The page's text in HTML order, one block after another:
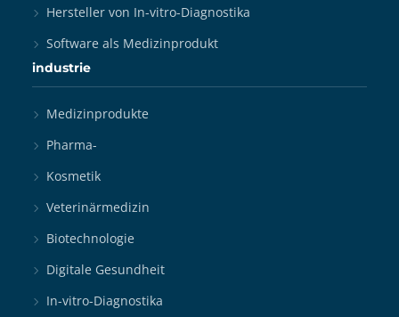
Hersteller von In-vitro-Diagnostika
Software als Medizinprodukt
industrie
Medizinprodukte
Pharma-
Kosmetik
Veterinärmedizin
Biotechnologie
Digitale Gesundheit
In-vitro-Diagnostika